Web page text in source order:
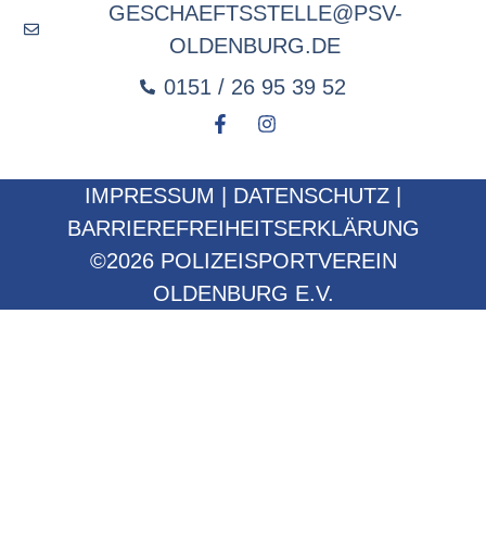
GESCHAEFTSSTELLE@PSV-
OLDENBURG.DE
0151 / 26 95 39 52
IMPRESSUM DATENSCHUTZ
BARRIEREFREIHEITSERKLÄRUNG
©2026 POLIZEISPORTVEREIN
OLDENBURG E.V.